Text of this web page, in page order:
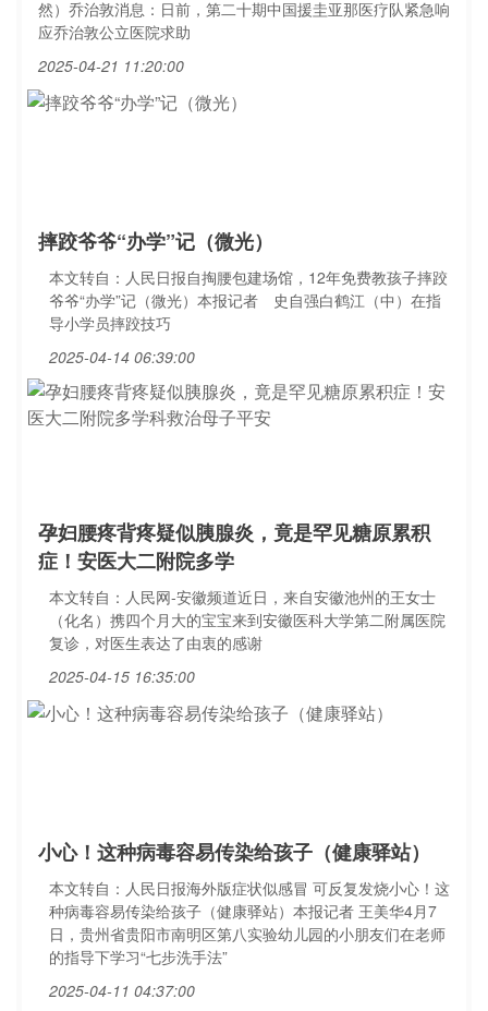
然）乔治敦消息：日前，第二十期中国援圭亚那医疗队紧急响
应乔治敦公立医院求助
2025-04-21 11:20:00
摔跤爷爷“办学”记（微光）
本文转自：人民日报自掏腰包建场馆，12年免费教孩子摔跤
爷爷“办学”记（微光）本报记者 史自强白鹤江（中）在指
导小学员摔跤技巧
2025-04-14 06:39:00
孕妇腰疼背疼疑似胰腺炎，竟是罕见糖原累积
症！安医大二附院多学
本文转自：人民网-安徽频道近日，来自安徽池州的王女士
（化名）携四个月大的宝宝来到安徽医科大学第二附属医院
复诊，对医生表达了由衷的感谢
2025-04-15 16:35:00
小心！这种病毒容易传染给孩子（健康驿站）
本文转自：人民日报海外版症状似感冒 可反复发烧小心！这
种病毒容易传染给孩子（健康驿站）本报记者 王美华4月7
日，贵州省贵阳市南明区第八实验幼儿园的小朋友们在老师
的指导下学习“七步洗手法”
2025-04-11 04:37:00